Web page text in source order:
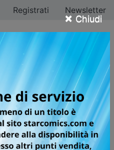
× Chiudi
Registrati Newsletter
CAFFÈ PUÒ
PEGGIORI